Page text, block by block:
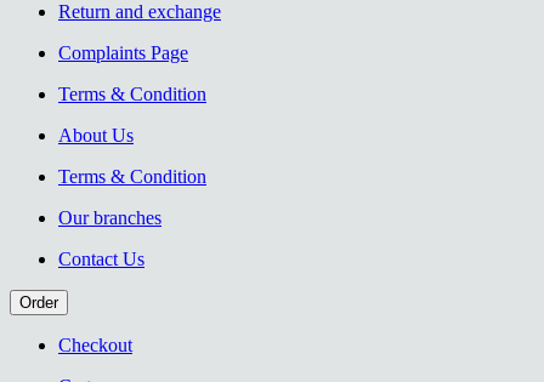
Return and exchange
Complaints Page
Terms & Condition
About Us
Terms & Condition
Our branches
Contact Us
Order
Checkout